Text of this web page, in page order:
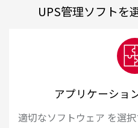
UPS管理ソフトを
アプリケーショ
適切なソフトウェア を選